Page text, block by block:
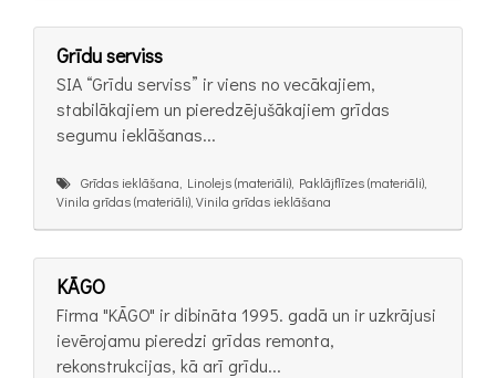
Grīdu serviss
SIA “Grīdu serviss” ir viens no vecākajiem,
stabilākajiem un pieredzējušākajiem grīdas
segumu ieklāšanas...
Grīdas ieklāšana, Linolejs (materiāli), Paklājflīzes (materiāli),
Vinila grīdas (materiāli), Vinila grīdas ieklāšana
KĀGO
Firma "KĀGO" ir dibināta 1995. gadā un ir uzkrājusi
ievērojamu pieredzi grīdas remonta,
rekonstrukcijas, kā arī grīdu...